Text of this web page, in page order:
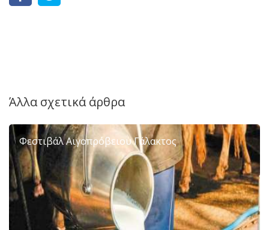
Άλλα σχετικά άρθρα
Φεστιβάλ Αιγοπρόβειου Γάλακτος